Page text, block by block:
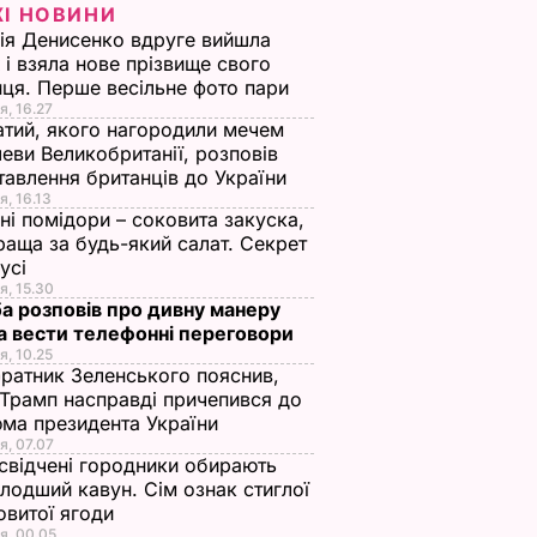
НОВИНИ
Денисенко вдруге вийшла
взяла нове прізвище свого
Перше весільне фото пари
16.27
якого нагородили мечем
Великобританії, розповів
британців до України
16.13
помідори – соковита закуска,
за будь-який салат. Секрет
15.30
розповів про дивну манеру
вести телефонні переговори
10.25
Зеленського пояснив,
насправді причепився до
президента України
07.07
городники обирають
кавун. Сім ознак стиглої
ягоди